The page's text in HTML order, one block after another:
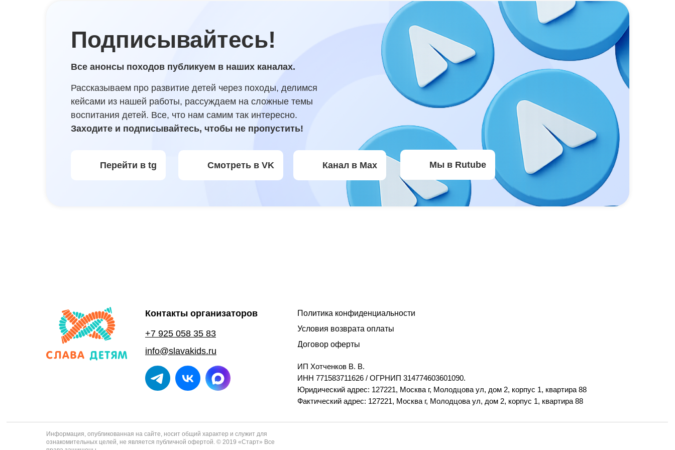
Подписывайтесь!
Рассказываем про развитие детей через походы, делимся
кейсами из нашей работы, рассуждаем на сложные темы
воспитания детей. Все, что нам самим так интересно.
Заходите и подписывайтесь, чтобы не пропустить!
Мы в Rutube
Канал в Max
Смотреть в VK
Перейти в tg
Все анонсы походов публикуем в наших каналах.
Информация, опубликованная на сайте, носит общий характер и служит для
ознакомительных целей, не является публичной офертой. © 2019 «Старт» Все
info@slavakids.ru
Контакты организаторов
+7 925 058 35 83
ИП Хотченков В. В.
ИНН 771583711626 / ОГРНИП 314774603601090.
Юридический адрес: 127221, Москва г, Молодцова ул, дом 2, корпус 1, квартира 88
Фактический адрес: 127221, Москва г, Молодцова ул, дом 2, корпус 1, квартира 88
Политика конфиденциальности
Условия возврата оплаты
Договор оферты